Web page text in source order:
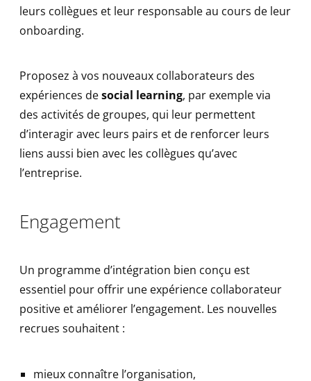
leurs collègues et leur responsable au cours de leur
onboarding.
Proposez à vos nouveaux collaborateurs des
expériences desocial learning, par exemple via
des activités de groupes, qui leur permettent
d’interagir avec leurs pairs et de renforcer leurs
liens aussi bien avec les collègues qu’avec
l’entreprise.
Engagement
Un programme d’intégration bien conçu est
essentiel pour offrir une expérience collaborateur
positive et améliorer l’engagement. Les nouvelles
recrues souhaitent :
mieux connaître l’organisation,